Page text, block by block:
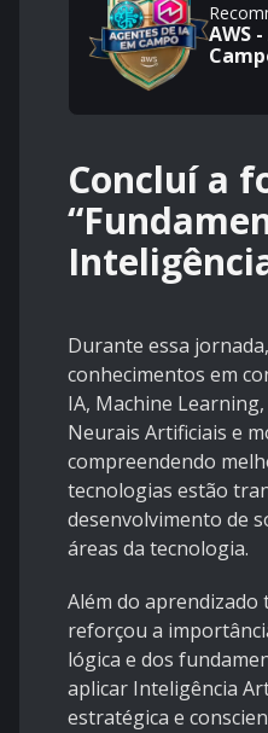
AWS
Concluí a
Durante essa
conhecimentos em
IA, Machine
Neurais Artificiais e
compreendendo
tecnologias estão
desenvolvimento de
áreas da tecnologia.
Além do aprendizado
reforçou a
lógica e dos
aplicar Inteligência
estratégica e